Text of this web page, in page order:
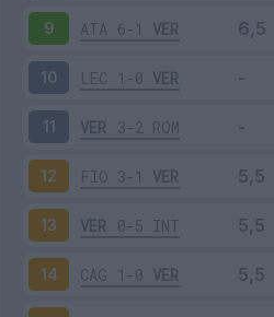
9 ATA 6-1 VER
10 LEC 1-0 VER
11 VER 3-2 ROM
12 FIO 3-1 VER
13 VER 0-5 INT
14 CAG 1-0 VER